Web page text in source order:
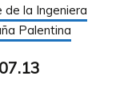
de la Ingeniera
Palentina